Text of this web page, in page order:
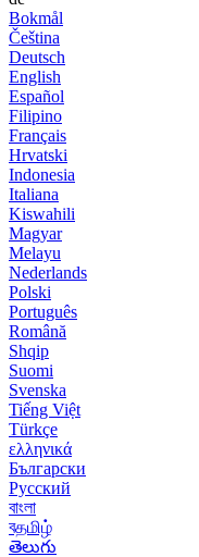
Bokmål
Čeština
Deutsch
English
Español
Filipino
Français
Hrvatski
Indonesia
Italiana
Kiswahili
Magyar
Melayu
Nederlands
Polski
Português
Română
Shqip
Suomi
Svenska
Tiếng Việt
Türkçe
ελληνικά
Български
Русский
বাংলা
বதமிழ்
తెలుగు